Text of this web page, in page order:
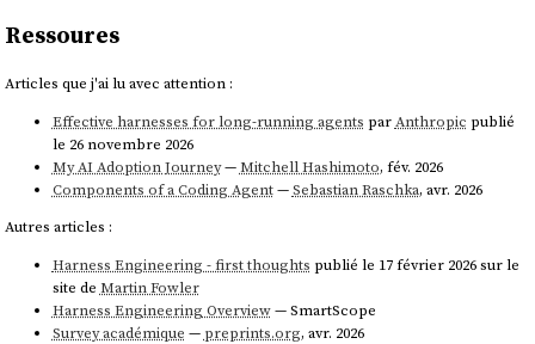
Ressoures
Articles que j'ai lu avec attention :
Effective harnesses for long-running agents parAnthropic publié
le 26 novembre 2026
My AI Adoption Journey—Mitchell Hashimoto, fév. 2026
Components of a Coding Agent—Sebastian Raschka, avr. 2026
Autres articles :
Harness Engineering - first thoughts publié le 17 février 2026 sur le
site de Martin Fowler
Harness Engineering Overview— SmartScope
Survey académique — preprints.org, avr. 2026